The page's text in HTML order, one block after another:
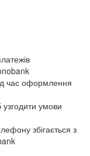
час оформлення
умови
збігається з